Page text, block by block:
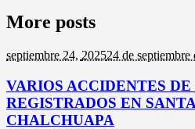
More posts
septiembre 24, 202524 de septiembre
VARIOS ACCIDENTES
REGISTRADOS EN
CHALCHUAPA